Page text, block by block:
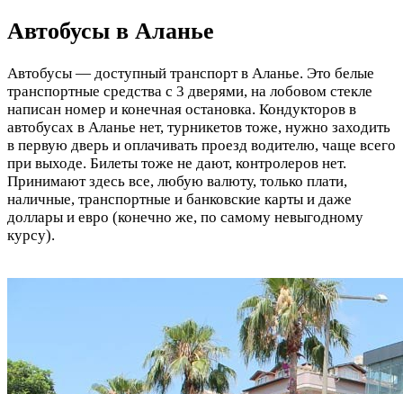
Автобусы в Аланье
Автобусы — доступный транспорт в Аланье. Это белые
транспортные средства с 3 дверями, на лобовом стекле
написан номер и конечная остановка. Кондукторов в
автобусах в Аланье нет, турникетов тоже, нужно заходить
в первую дверь и оплачивать проезд водителю, чаще всего
при выходе. Билеты тоже не дают, контролеров нет.
Принимают здесь все, любую валюту, только плати,
наличные, транспортные и банковские карты и даже
доллары и евро (конечно же, по самому невыгодному
курсу).